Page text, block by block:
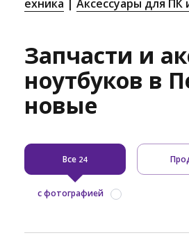
ехника
Аксессуары для ПК
Запчасти и
ноутбуков в
новые
Все 24
с фотографией